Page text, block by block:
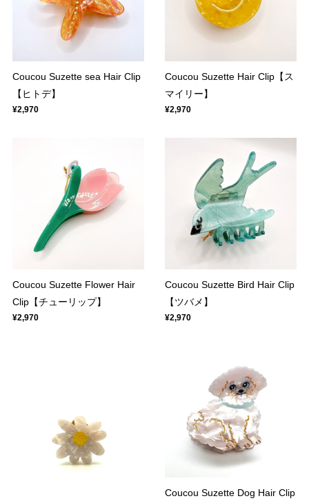
Coucou Suzette sea Hair Clip
【ヒトデ】
¥2,970
Coucou Suzette Hair Clip【ス
マイリー】
¥2,970
Coucou Suzette Flower Hair
Clip【チューリップ】
¥2,970
Coucou Suzette Bird Hair Clip
【ツバメ】
¥2,970
Coucou Suzette Dog Hair Clip